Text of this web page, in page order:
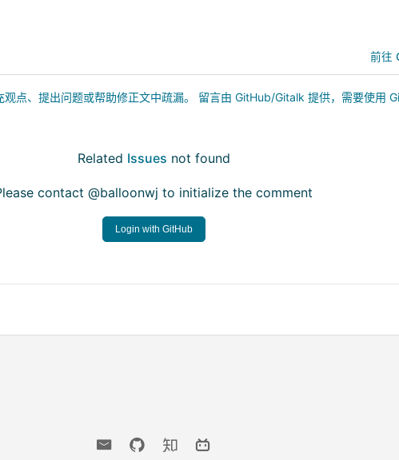
前往
点、提出问题或帮助修正文中疏漏。 留言由 GitHub/Gitalk 提供，需要使用
Related Issues not found
contact @balloonwj to initialize the comment
Login with GitHub